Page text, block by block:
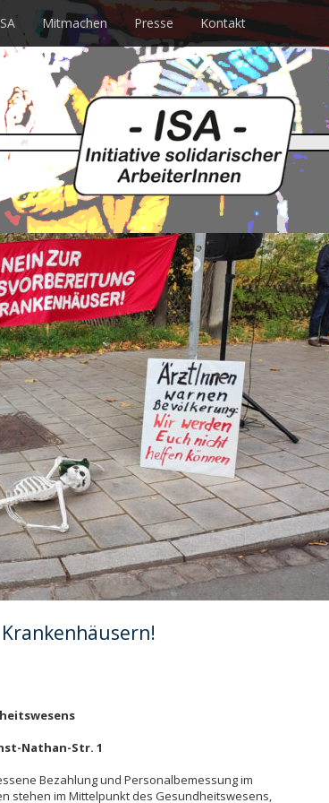
Mitmachen Presse Kontakt
Nathan-Str. 1
Bezahlung und Personalbemessung im
stehen im Mittelpunkt des Gesundheitswesens,